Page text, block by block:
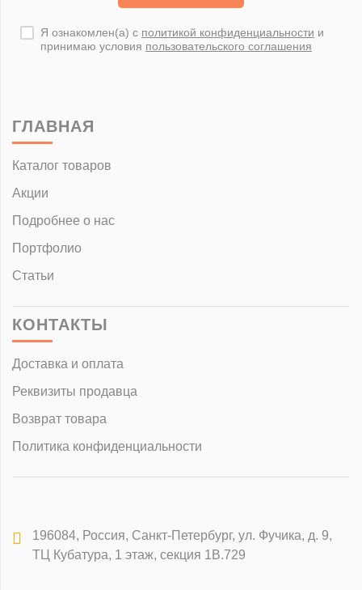
Я ознакомлен(а) с политикой конфиденциальности и
принимаю условия пользовательского соглашения
ГЛАВНАЯ
Каталог товаров
Акции
Подробнее о нас
Портфолио
Статьи
КОНТАКТЫ
Доставка и оплата
Реквизиты продавца
Возврат товара
Политика конфиденциальности
196084, Россия, Санкт-Петербург, ул. Фучика, д. 9,
ТЦ Кубатура, 1 этаж, секция 1В.729